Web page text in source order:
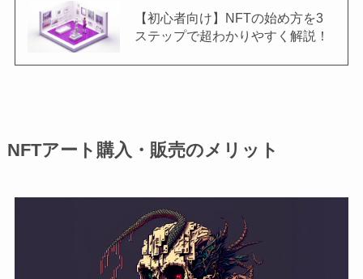
【初心者向け】NFTの始め方を3
ステップで超わかりやすく解説！
NFTアート購入・販売のメリット